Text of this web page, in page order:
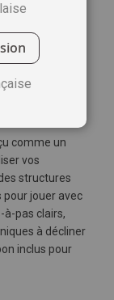
comme un
vos
structures
pour jouer avec
à-pas clairs,
à décliner
inclus pour